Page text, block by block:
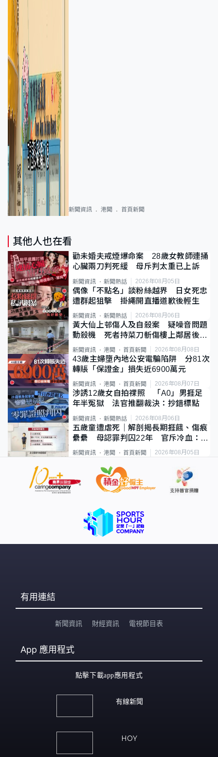
新聞資訊 港聞 首頁新聞
其他人也在看
勸未婚夫戒煙爆命案 28歲女教師連捅
心臟兩刀判死緩 母斥判太重已上訴
新聞資訊 新聞熱話 2026年08月05日
偶像「不點名」談粉絲越界 日女死忠
遭群起狙擊 掛繩開直播道歉後輕生
新聞資訊 新聞熱話 2026年08月06日
黃大仙上邨傷人及自殺案 疑噪音問題
動殺機 死者持菜刀斬傷樓上鄰居後墮
斃
新聞資訊 港聞 首頁新聞 2026年08月08日
43歲主婦墮內地公安電騙陷阱 分81次
轉賬「保證金」損失近6900萬元
新聞資訊 港聞 首頁新聞 2026年08月07日
涉誘12歲女自拍祼照 「A0」男捱足
年半冤獄 法官推翻裁決：抄錯標點
新聞資訊 新聞熱話 2026年08月06日
五歲童遭虐死｜解剖揭長期捱餓、傷痕
纍纍 母認罪判囚22年 官斥冷血：同
類案最惡劣
新聞資訊 港聞 首頁新聞 2026年08月05日
有用連結
新聞資訊 財經資訊 電視節目表
App 應用程式
點擊下載app應用程式
有線新聞
HOY